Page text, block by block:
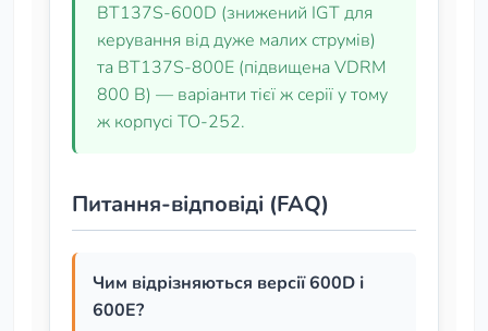
BT137S-600D (знижений IGT для
керування від дуже малих струмів)
та BT137S-800E (підвищена VDRM
800 В) — варіанти тієї ж серії у тому
ж корпусі TO‑252.
Питання-відповіді (FAQ)
Чим відрізняються версії 600D і
600E?